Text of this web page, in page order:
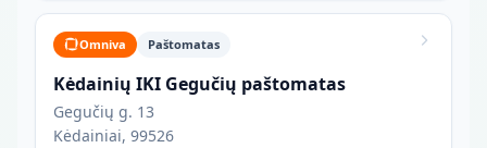
Omniva Paštomatas
Kėdainių IKI Gegučių paštomatas
Gegučių g. 13
Kėdainiai, 99526